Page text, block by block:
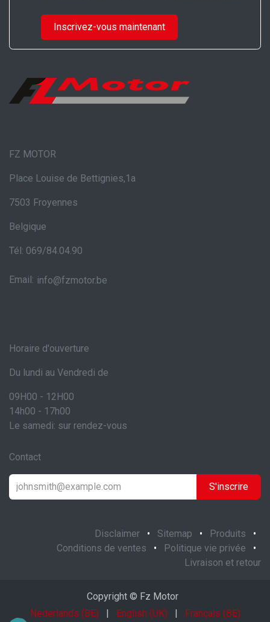
Inscrivez-vous maintenant
FZ MOTOR
Place Louise de Bettignies,1a
7503 Froyennes
Belgique
Tél: 069/84.04.90
Email: info@fzmotor.be
Horaire d'ouverture
Du lundi au Vendredi de
09H00 - 12H00
14h00 - 17h00
Le samedi: sur rendez-vous
Contact
S'inscrire
Disclaimer • Sitemap • Produits
•
Conditions de ventes
• Politique vie privée
•
Livraison et retour
Copyright © Fz Motor
Nederlands (BE)
| English (UK) | Français (BE)